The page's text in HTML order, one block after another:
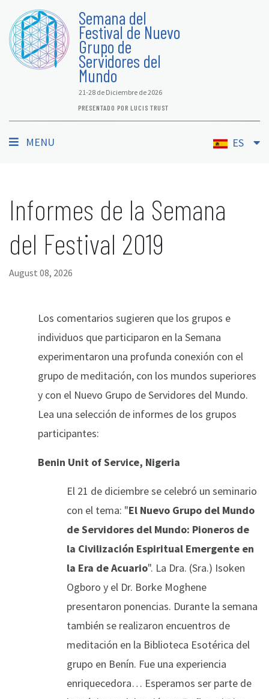
Semana del
Festival de Nuevo
Grupo de
Servidores del
Mundo
21-28 de Diciembre de 2026
PRESENTADO POR LUCIS TRUST
MENU ES
Informes de la Semana
del Festival 2019
August 08, 2026
Los comentarios sugieren que los grupos e
individuos que participaron en la Semana
experimentaron una profunda conexión con el
grupo de meditación, con los mundos superiores
y con el Nuevo Grupo de Servidores del Mundo.
Lea una selección de informes de los grupos
participantes:
Benin Unit of Service, Nigeria
El 21 de diciembre se celebró un seminario
con el tema: "El Nuevo Grupo del Mundo
de Servidores del Mundo: Pioneros de
la Civilización Espiritual Emergente en
la Era de Acuario". La Dra. (Sra.) Isoken
Ogboro y el Dr. Borke Moghene
presentaron ponencias. Durante la semana
también se realizaron encuentros de
meditación en la Biblioteca Esotérica del
grupo en Benín. Fue una experiencia
enriquecedora… Esperamos ser parte de